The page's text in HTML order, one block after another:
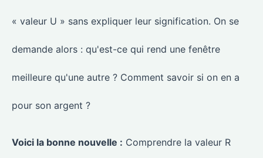
« valeur U » sans expliquer leur signification. On se
demande alors : qu'est-ce qui rend une fenêtre
meilleure qu'une autre ? Comment savoir si on en a
pour son argent ?
Voici la bonne nouvelle : Comprendre la valeur R